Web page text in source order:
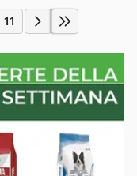
11